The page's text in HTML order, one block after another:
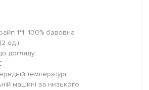
1*1, 100% бавовна
од.)
догляду:
температурі
машині за низького